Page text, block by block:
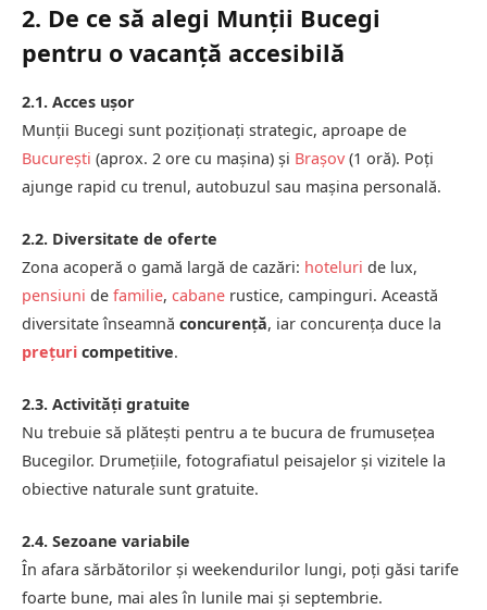
2. De ce să alegi Munții Bucegi
pentru o vacanță accesibilă
2.1. Acces ușor
Munții Bucegi sunt poziționați strategic, aproape de
București (aprox. 2 ore cu mașina) și Brașov (1 oră). Poți
ajunge rapid cu trenul, autobuzul sau mașina personală.
2.2. Diversitate de oferte
Zona acoperă o gamă largă de cazări: hoteluri de lux,
pensiuni de familie, cabane rustice, campinguri. Această
diversitate înseamnă concurență, iar concurența duce la
prețuri competitive.
2.3. Activități gratuite
Nu trebuie să plătești pentru a te bucura de frumusețea
Bucegilor. Drumețiile, fotografiatul peisajelor și vizitele la
obiective naturale sunt gratuite.
2.4. Sezoane variabile
În afara sărbătorilor și weekendurilor lungi, poți găsi tarife
foarte bune, mai ales în lunile mai și septembrie.